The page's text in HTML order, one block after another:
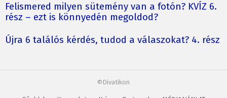
Felismered milyen sütemény van a fotón? KVÍZ 6.
rész – ezt is könnyedén megoldod?
Újra 6 találós kérdés, tudod a válaszokat? 4. rész
©Divatikon